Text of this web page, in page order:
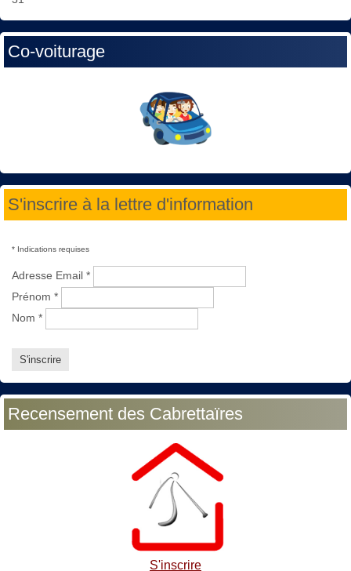
Co-voiturage
S'inscrire à la lettre d'information
* Indications requises
Adresse Email *
Prénom *
Nom *
Recensement des Cabrettaïres
S'inscrire